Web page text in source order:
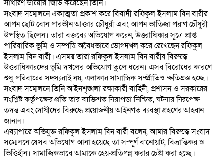
সাধারণ ডায়েরি জিডি করেছেন তিনি।
‎সংবাদ সম্মেলনে একাত্মতা প্রকাশ করে বিবাদী রফিকুল ইসলাম বিন বারীর
আপন ছোট বোন পারভীন আক্তার চৌধুরী এবং আপন ভাতিজা পরাগ চৌধুরী
উপস্থিত ছিলেন। তারা বক্তব্যে অভিযোগ করেন, উত্তরাধিকার সূত্রে প্রাপ্ত
পারিবারিক ভূমি ও সম্পত্তি অবৈধভাবে ভোগদখল করে রেখেছেন রফিকুল
ইসলাম বিন বারী। এসময় তারা রফিকুল ইসলাম বিন বারীর বিরুদ্ধে
উত্তরাধিকারদের ভূমি দখলের অভিযোগ তুলে ধরেন। এসব বিরোধের কারণে
শুধু পরিবারের সদস্যরাই নয়, এলাকার সামাজিক সম্প্রীতিও ক্ষতিগ্রস্ত হচ্ছে।
‎সংবাদ সম্মেলনে তিনি আইনশৃঙ্খলা রক্ষাকারী বাহিনী, প্রশাসন ও সরকারের
সংশ্লিষ্ট কর্তৃপক্ষের প্রতি তার ব্যক্তিগত নিরাপত্তা নিশ্চিত, ঘটনার নিরপেক্ষ
তদন্ত এবং দোষীদের বিরুদ্ধে প্রয়োজনীয় আইনগত ব্যবস্থা গ্রহণের আহ্বান
জানান।
‎এব্যাপারে অভিযুক্ত রফিকুল ইসলাম বিন বারী বলেন, আমার বিরুদ্ধে সংবাদ
সম্মেলনে যেসব অভিযোগ আনা হয়েছে তা সম্পূর্ণ বানোয়াট, বিভ্রান্তিকর ও
ভিত্তিহীন। সামাজিকভাবে আমাকে হেয়-প্রতিপন্ন করার চেষ্টা করা হচ্ছে।